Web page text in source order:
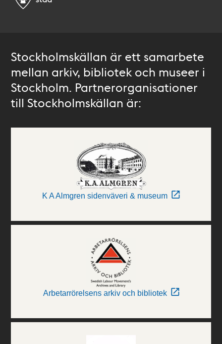
Stockholmskällan är ett samarbete
mellan arkiv, bibliotek och museer i
Stockholm. Partnerorganisationer
till Stockholmskällan är:
K A Almgren sidenväveri & museum
Arbetarrörelsens arkiv och bibliotek